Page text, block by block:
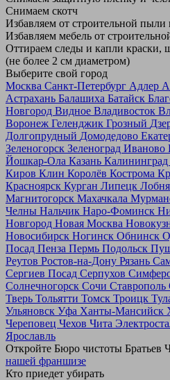
Снимаем скотч
Избавляем от строительной
Избавляем мебель от
Оттираем следы и капли краски,
(не более 2 см диаметром)
Выберите свой город
Москва Санкт-Петербург Адлер
Астрахань Балашиха Батайск
Новгород Видное Владивосток
Воронеж Геленджик Грозный
Долгопрудный Домодедово
Зеленогорск Зеленоград Иваново
Йошкар-Ола Казань Калининград
Киров Клин Королёв Кострома
Красноярск Курган Липецк Лобня
Магнитогорск Махачкала
Челны Нальчик Наро-Фоминск
Новгород Новая Москва
Новосибирск Ногинск Обнинск
Посад Пенза Пермь Подольск
Реутов Ростов-на-Дону Рязань
Сергиев Посад Серпухов
Солнечногорск Сочи Ставрополь
Тверь Тольятти Томск Троицк
Ульяновск Уфа Ханты-Мансийск
Череповец Чехов Чита
Ярославль
Откройте Бюро чистоты Братьев
нашей франшизе
Кто приедет убирать